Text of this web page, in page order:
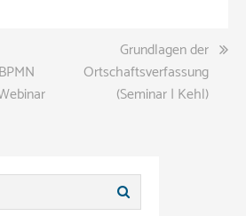
Grundlagen der
Ortschaftsverfassung
(Seminar | Kehl)